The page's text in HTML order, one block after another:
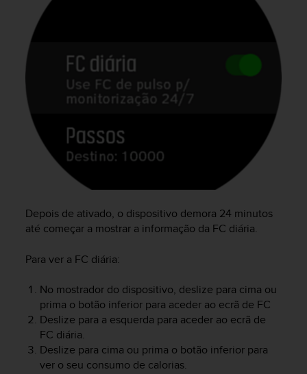
Depois de ativado, o dispositivo demora 24 minutos
até começar a mostrar a informação da FC diária.
Para ver a FC diária:
No mostrador do dispositivo, deslize para cima ou
prima o botão inferior para aceder ao ecrã de FC
Deslize para a esquerda para aceder ao ecrã de
FC diária.
Deslize para cima ou prima o botão inferior para
ver o seu consumo de calorias.